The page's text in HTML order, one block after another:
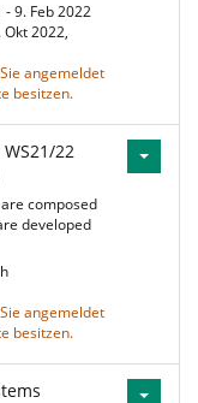
9. Feb 2022
2022,
angemeldet
besitzen.
22
composed
developed
angemeldet
besitzen.